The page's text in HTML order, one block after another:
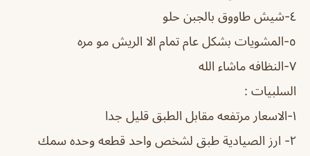
٤-شيش طاووق بالجبن حلو
٥-المشويات بشكل عام تمام الا الريش مو مره
٧-النظافه ماشاء الله
السلبيات :
١-الاسعار مرتفعه مقابل الطبق قليل جدا
٢- ارز الصيادية طبق لشخص واحد قطعه وحده سمك